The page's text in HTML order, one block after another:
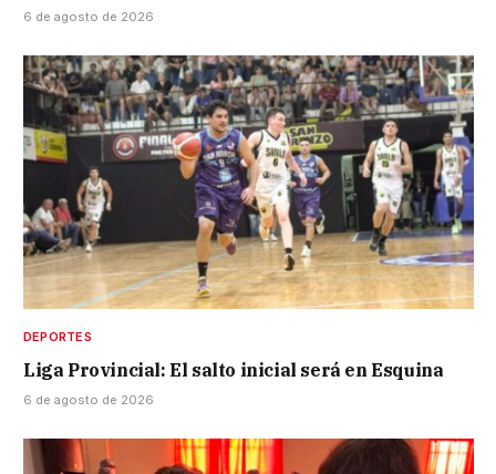
6 de agosto de 2026
DEPORTES
Liga Provincial: El salto inicial será en Esquina
6 de agosto de 2026